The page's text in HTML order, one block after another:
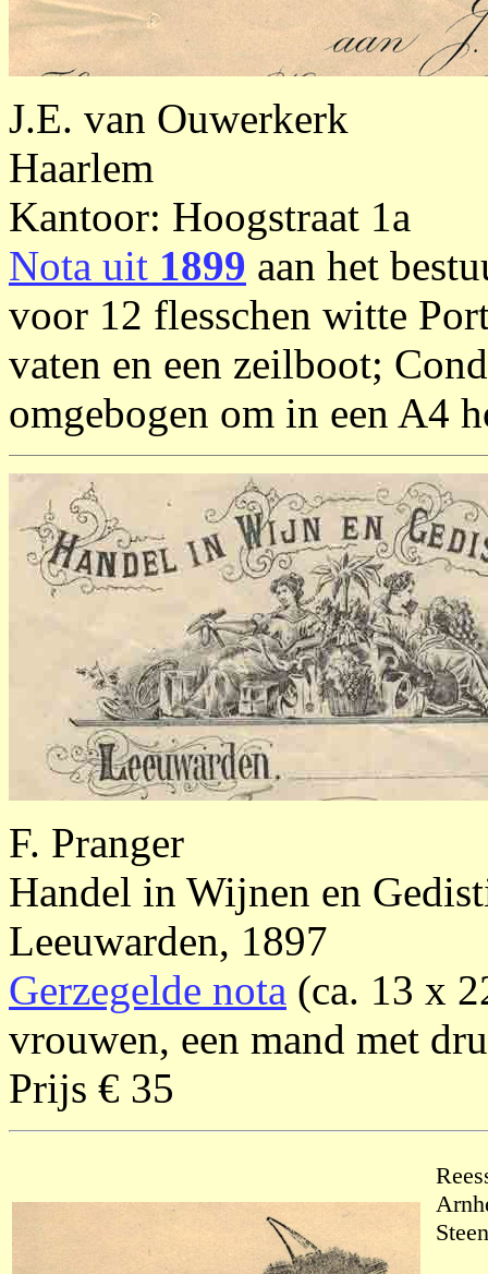
J.E. van Ouwerkerk
Haarlem
Kantoor: Hoogstraat 1a
Nota uit 1899 aan het
voor 12 flesschen witte
vaten en een zeilboot;
omgebogen om in een A4
F. Pranger
Handel in Wijnen en
Leeuwarden, 1897
Gerzegelde nota (ca. 13 x
vrouwen, een mand met
Prijs € 35